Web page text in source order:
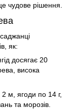
чудове рішення.
як:
досягає 20
висока
м, ягоди по 14 г,
та морозів.